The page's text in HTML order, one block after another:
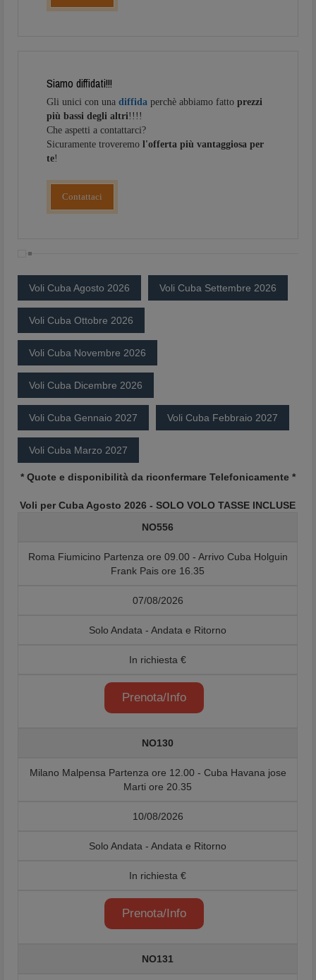
Siamo diffidati!!!
Gli unici con unadiffida perchè abbiamo fattoprezzi
più bassi degli altri!!!!
Che aspetti a contattarci?
Sicuramente troveremol'offerta più vantaggiosa per
te!
Contattaci
Voli Cuba Agosto 2026 Voli Cuba Settembre 2026
Voli Cuba Ottobre 2026
Voli Cuba Novembre 2026
Voli Cuba Dicembre 2026
Voli Cuba Gennaio 2027 Voli Cuba Febbraio 2027
Voli Cuba Marzo 2027
* Quote e disponibilità da riconfermare Telefonicamente *
Voli per Cuba Agosto 2026 - SOLO VOLO TASSE INCLUSE
NO556
Roma Fiumicino Partenza ore 09.00 - Arrivo Cuba Holguin
Frank Pais ore 16.35
07/08/2026
Solo Andata - Andata e Ritorno
In richiesta €
Prenota/Info
NO130
Milano Malpensa Partenza ore 12.00 - Cuba Havana jose
Marti ore 20.35
10/08/2026
Solo Andata - Andata e Ritorno
In richiesta €
Prenota/Info
NO131